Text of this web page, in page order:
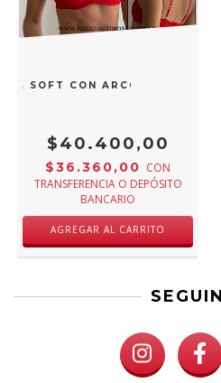
SOFT CON ARCO DE
$40.400,00
$36.360,00 CON
TRANSFERENCIA O DEPÓSITO
BANCARIO
AGREGAR AL CARRITO